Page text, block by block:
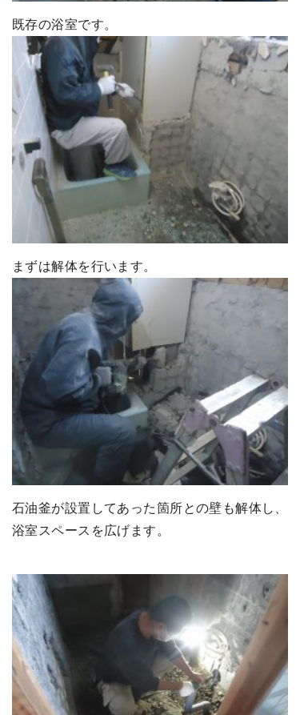
既存の浴室です。
まずは解体を行います。
石油釜が設置してあった箇所との壁も解体し、
浴室スペースを広げます。